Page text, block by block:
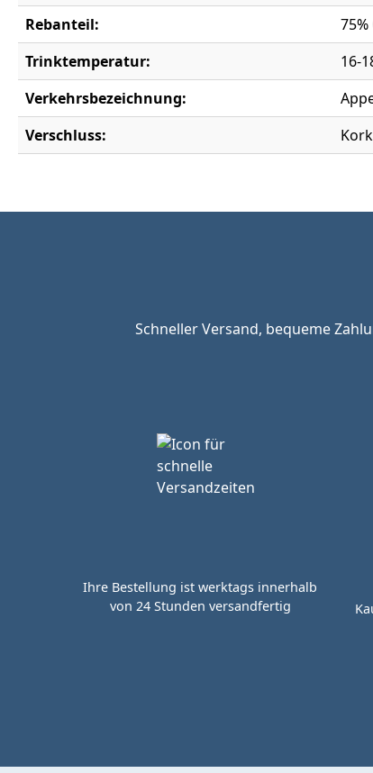
Rebanteil:
Trinktemperatur:
16-
Verkehrsbezeichnung:
Verschluss:
Schneller Versand, bequeme
Ihre Bestellung ist werktags innerhalb
von 24 Stunden versandfertig